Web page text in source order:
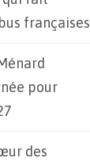
françaises
pour
des